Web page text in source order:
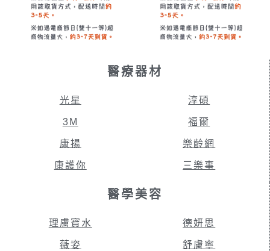
醫療器材
光星
3M
康揚
康護你
淳碩
福爾
樂齡網
三樂事
醫學美容
理膚寶水
薇姿
德妍思
舒膚寧